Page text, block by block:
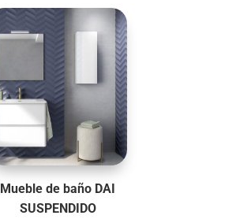
Mueble de baño DAI
SUSPENDIDO